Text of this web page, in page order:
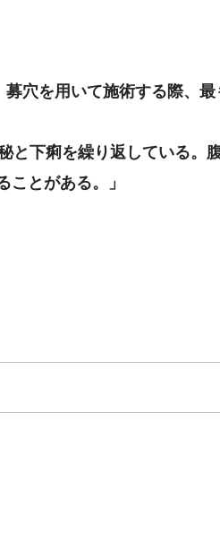
穴を用いて施術する際、最
と下痢を繰り返している。
とがある。」